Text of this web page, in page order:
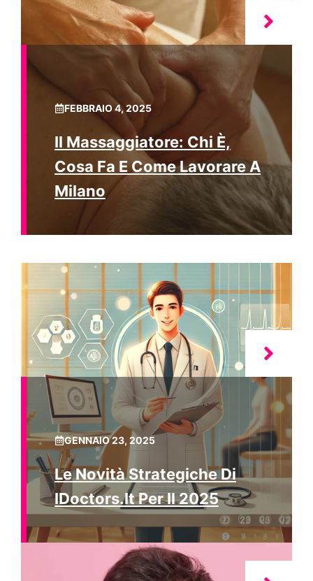
FEBBRAIO 4, 2025
Il Massaggiatore: Chi È,
Cosa Fa E Come Lavorare A
Milano
GENNAIO 23, 2025
Le Novità Strategiche Di
IDoctors.it Per Il 2025